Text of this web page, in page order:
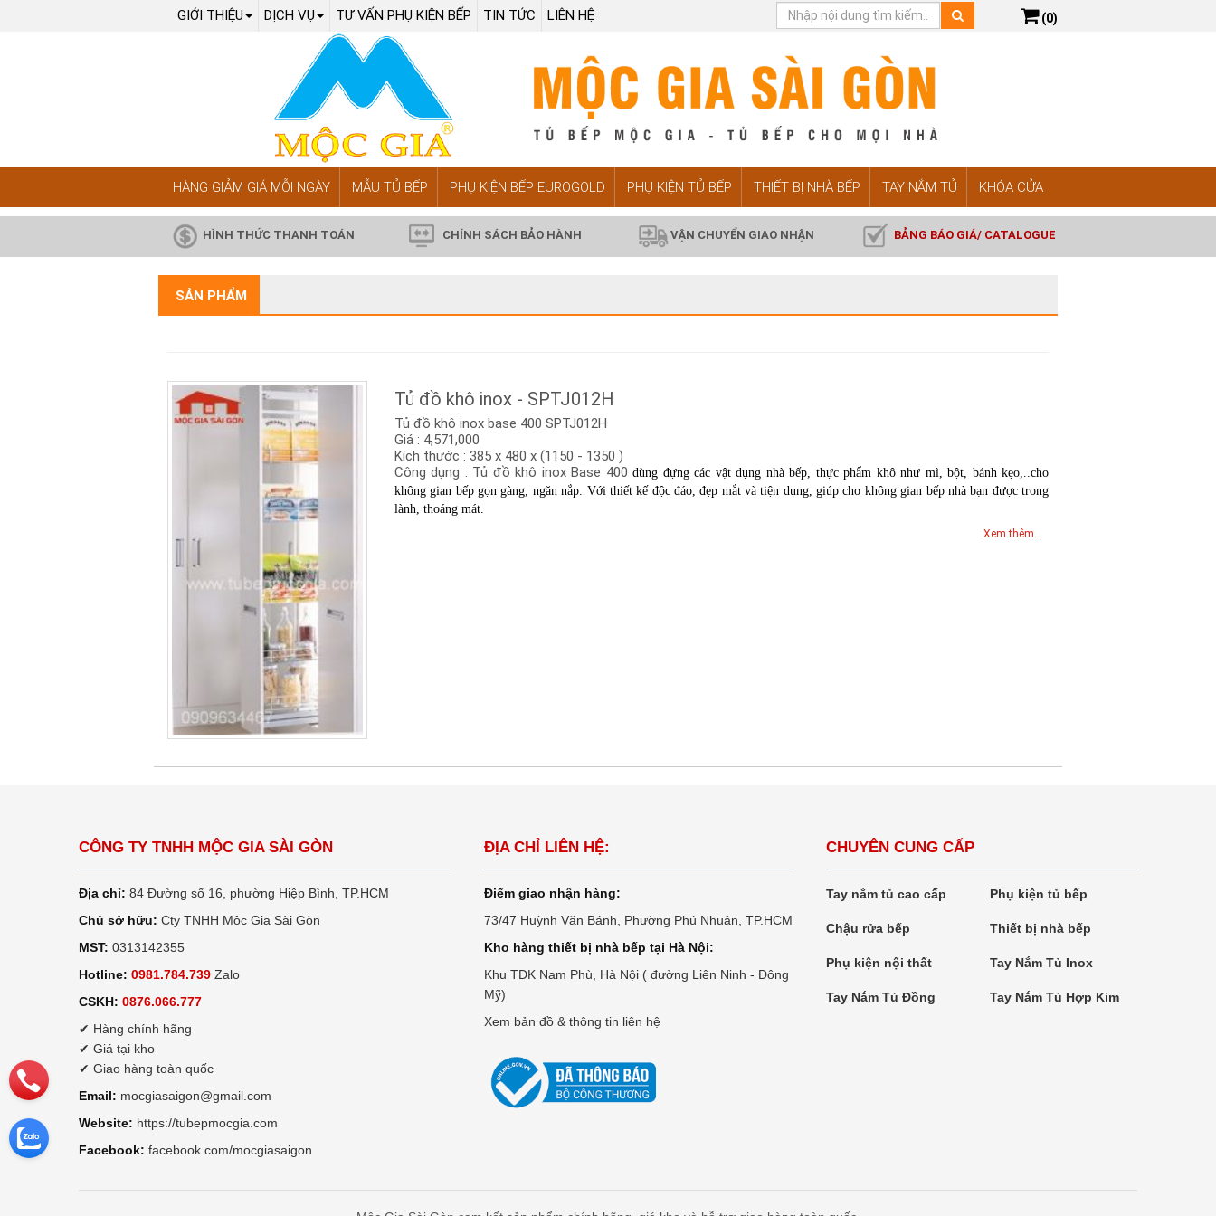
GIỚI THIỆU DỊCH VỤ TƯ VẤN PHỤ KIỆN BẾP TIN TỨC LIÊN HỆ (0)
HÀNG GIẢM GIÁ MỖI NGÀY MẪU TỦ BẾP PHỤ KIỆN BẾP EUROGOLD PHỤ KIỆN TỦ BẾP THIẾT BỊ NHÀ BẾP TAY NẮM TỦ KHÓA CỬA
HÌNH THỨC THANH TOÁN CHÍNH SÁCH BẢO HÀNH VẬN CHUYỂN GIAO NHẬN BẢNG BÁO GIÁ/ CATALOGUE
SẢN PHẨM
Tủ đồ khô inox - SPTJ012H
Tủ đồ khô inox base 400 SPTJ012H
Giá : 4,571,000
Kích thước : 385 x 480 x (1150 - 1350 )
Công dụng : Tủ đồ khô inox Base 400dùng đựng các vật dụng nhà bếp, thực phẩm khô như mì, bột, bánh kẹo,..cho
không gian bếp gọn gàng, ngăn nắp. Với thiết kế độc đáo, đẹp mắt và tiện dụng, giúp cho không gian bếp nhà bạn được trong
lành, thoáng mát.
Xem thêm...
CÔNG TY TNHH MỘC GIA SÀI GÒN
Địa chỉ: 84 Đường số 16, phường Hiệp Bình, TP.HCM
Chủ sở hữu: Cty TNHH Mộc Gia Sài Gòn
MST: 0313142355
Hotline: 0981.784.739 Zalo
CSKH: 0876.066.777
✔ Hàng chính hãng
✔ Giá tại kho
✔ Giao hàng toàn quốc
Email: mocgiasaigon@gmail.com
Website: https://tubepmocgia.com
Facebook: facebook.com/mocgiasaigon
ĐỊA CHỈ LIÊN HỆ:
Điểm giao nhận hàng:
73/47 Huỳnh Văn Bánh, Phường Phú Nhuận, TP.HCM
Kho hàng thiết bị nhà bếp tại Hà Nội:
Khu TDK Nam Phù, Hà Nội ( đường Liên Ninh - Đông
Mỹ)
Xem bản đồ & thông tin liên hệ
CHUYÊN CUNG CẤP
Tay nắm tủ cao cấp Phụ kiện tủ bếp
Chậu rửa bếp Thiết bị nhà bếp
Phụ kiện nội thất Tay Nắm Tủ Inox
Tay Nắm Tủ Đồng Tay Nắm Tủ Hợp Kim